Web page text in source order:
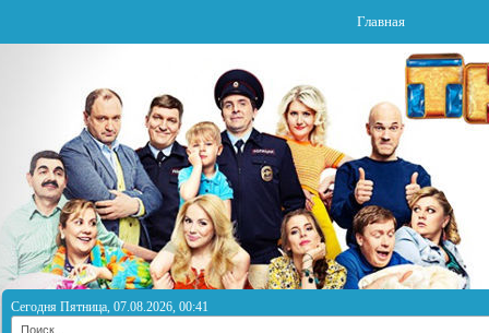
Главная
Сегодня Пятница, 07.08.2026, 00:41